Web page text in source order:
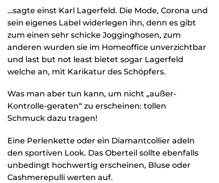
…sagte einst Karl Lagerfeld. Die Mode, Corona und
sein eigenes Label widerlegen ihn, denn es gibt
zum einen sehr schicke Jogginghosen, zum
anderen wurden sie im Homeoffice unverzichtbar
und last but not least bietet sogar Lagerfeld
welche an, mit Karikatur des Schöpfers.
Was man aber tun kann, um nicht „außer-
Kontrolle-geraten“ zu erscheinen: tollen
Schmuck dazu tragen!
Eine Perlenkette oder ein Diamantcollier adeln
den sportiven Look. Das Oberteil sollte ebenfalls
unbedingt hochwertig erscheinen, Bluse oder
Cashmerepulli werten auf.